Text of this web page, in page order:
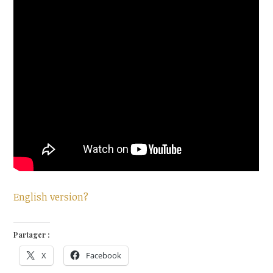
English version?
Partager :
X Facebook